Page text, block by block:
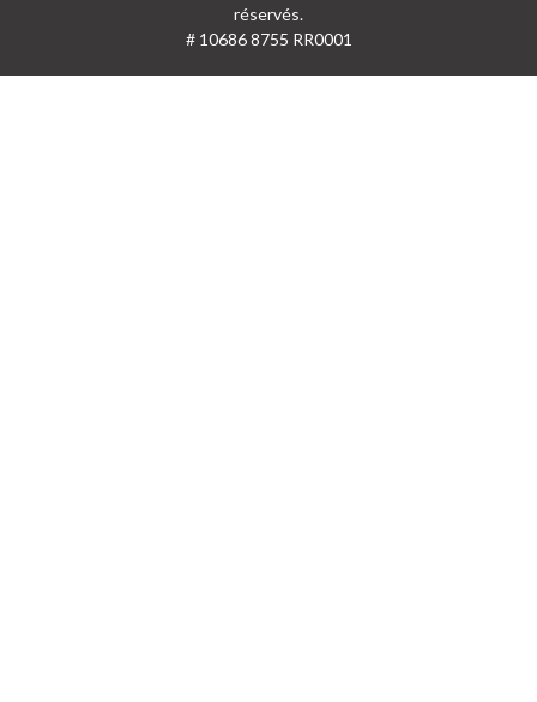
réservés.
# 10686 8755 RR0001